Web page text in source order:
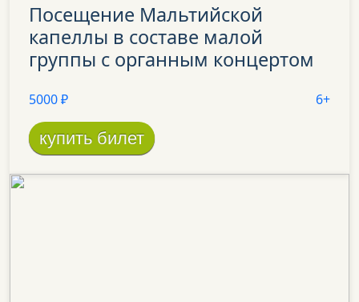
Посещение Мальтийской
капеллы в составе малой
группы с органным концертом
5000 ₽ 6+
купить билет